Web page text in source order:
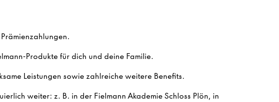
Produkte für dich und deine Familie.
Leistungen sowie zahlreiche weitere Benefits.
weiter: z. B. in der Fielmann Akademie Schloss Plön, in